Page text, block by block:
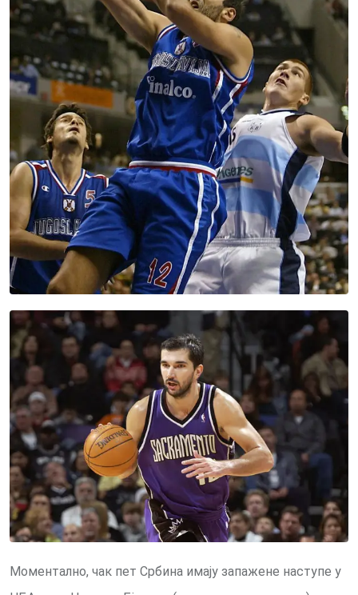
Моментално, чак пет Србина имају запажене наступе у